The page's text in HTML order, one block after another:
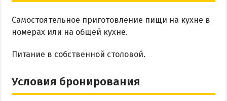
Самостоятельное приготовление пищи на кухне в
номерах или на общей кухне.
Питание в собственной столовой.
Условия бронирования